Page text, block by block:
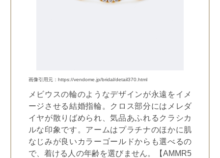
画像引用元：https://vendome.jp/bridal/detail370.html
メビウスの輪のようなデザインが永遠をイメ
ージさせる結婚指輪。クロス部分にはメレダ
イヤが散りばめられ、気品あふれるクラシカ
ルな印象です。アームはプラチナのほかに肌
なじみが良いカラーゴールドからも選べるの
で、着ける人の年齢を選びません。
【AMMR5